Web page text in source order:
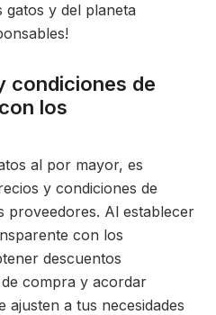
gatos y del planeta
condiciones de
los
al por mayor, es
y condiciones de
proveedores. Al establecer
con los
descuentos
compra y acordar
ajusten a tus necesidades